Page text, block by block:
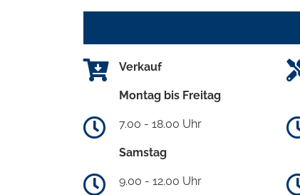
Verkauf
Montag bis Freitag
7.00 - 18.00 Uhr
Samstag
9.00 - 12.00 Uhr